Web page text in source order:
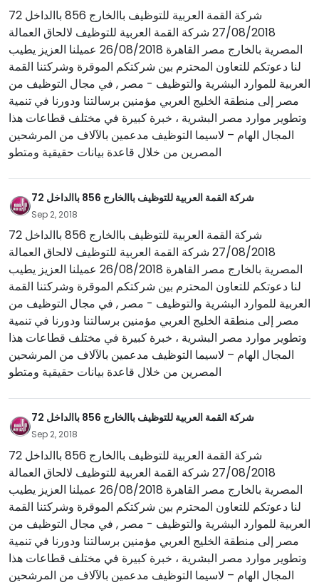
شركة القمة العربية للتوظيف باالخارج 856 باالداخل 72
27/08/2018 شركة القمة العربية للتوظيف لالحاق العمالة
المصرية بالخارج مصر القاهرة 26/08/2018 عميلنا العزيز يطيب
لنا دعوتكم للتعاون المحترم بين شركتكم الموقرة وشركتنا القمة
العربية للموارد البشرية والتوظيف - مصر , في مجال التوظيف من
مصر إلى منطقة الخليج العربي مؤمنين برسالتنا ودورنا في تنمية
وتطوير موارد مصر البشرية ، خبرة كبيرة في مختلف قطاعات هذا
المجال الهام – لاسيما التوظيف مدعمين بالآلاف من المرشحين
المصرين من خلال قاعدة بيانات حقيقية ومتطو
شركة القمة العربية للتوظيف باالخارج 856 باالداخل 72
Sep 2, 2018
شركة القمة العربية للتوظيف باالخارج 856 باالداخل 72
27/08/2018 شركة القمة العربية للتوظيف لالحاق العمالة
المصرية بالخارج مصر القاهرة 26/08/2018 عميلنا العزيز يطيب
لنا دعوتكم للتعاون المحترم بين شركتكم الموقرة وشركتنا القمة
العربية للموارد البشرية والتوظيف - مصر , في مجال التوظيف من
مصر إلى منطقة الخليج العربي مؤمنين برسالتنا ودورنا في تنمية
وتطوير موارد مصر البشرية ، خبرة كبيرة في مختلف قطاعات هذا
المجال الهام – لاسيما التوظيف مدعمين بالآلاف من المرشحين
المصرين من خلال قاعدة بيانات حقيقية ومتطو
شركة القمة العربية للتوظيف باالخارج 856 باالداخل 72
Sep 2, 2018
شركة القمة العربية للتوظيف باالخارج 856 باالداخل 72
27/08/2018 شركة القمة العربية للتوظيف لالحاق العمالة
المصرية بالخارج مصر القاهرة 26/08/2018 عميلنا العزيز يطيب
لنا دعوتكم للتعاون المحترم بين شركتكم الموقرة وشركتنا القمة
العربية للموارد البشرية والتوظيف - مصر , في مجال التوظيف من
مصر إلى منطقة الخليج العربي مؤمنين برسالتنا ودورنا في تنمية
وتطوير موارد مصر البشرية ، خبرة كبيرة في مختلف قطاعات هذا
المجال الهام – لاسيما التوظيف مدعمين بالآلاف من المرشحين